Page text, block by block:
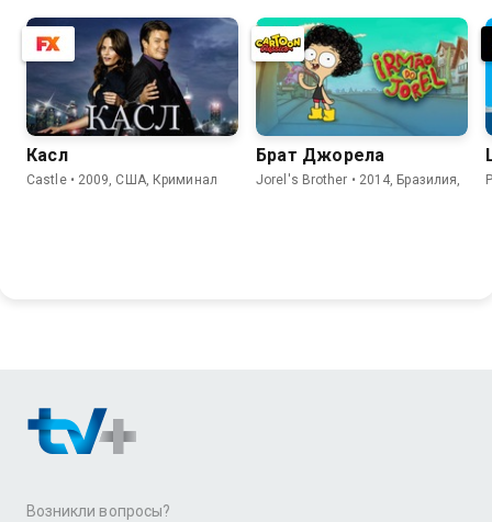
Касл
Castle • 2009, США, Криминал
Брат Джорела
Jorel's Brother • 2014, Бразилия,
Возникли вопросы?